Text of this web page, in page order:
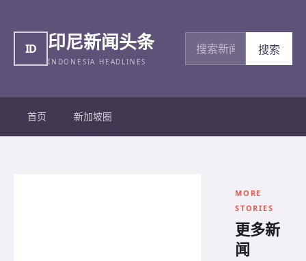
ID 印尼新闻头条
INDONESIA HEADLINES
搜索新闻
搜索
首页 新加坡圈
MORE
STORIES
更多新
闻